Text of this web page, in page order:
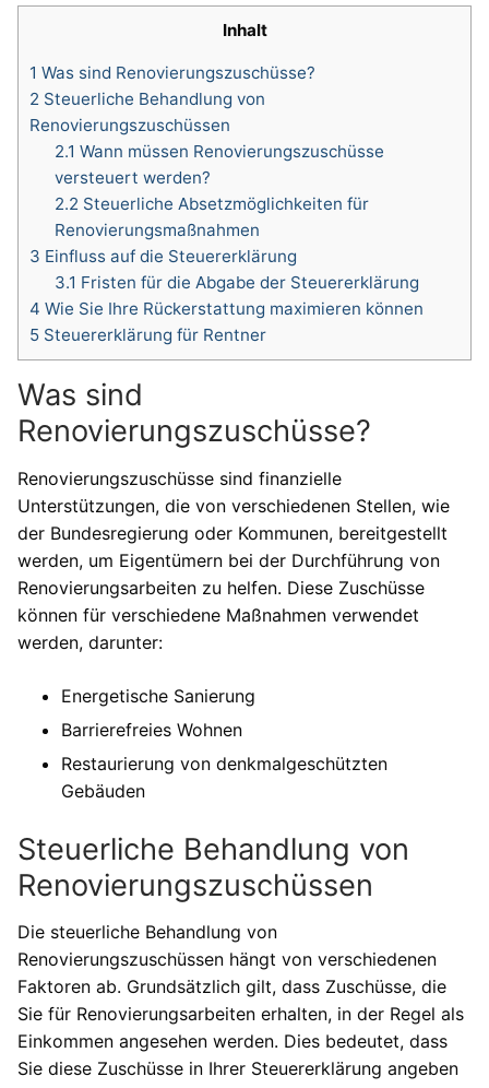
Inhalt
1 Was sind Renovierungszuschüsse?
2 Steuerliche Behandlung von
Renovierungszuschüssen
2.1 Wann müssen Renovierungszuschüsse
versteuert werden?
2.2 Steuerliche Absetzmöglichkeiten für
Renovierungsmaßnahmen
3 Einfluss auf die Steuererklärung
3.1 Fristen für die Abgabe der Steuererklärung
4 Wie Sie Ihre Rückerstattung maximieren können
5 Steuererklärung für Rentner
Was sind
Renovierungszuschüsse?
Renovierungszuschüsse sind finanzielle
Unterstützungen, die von verschiedenen Stellen, wie
der Bundesregierung oder Kommunen, bereitgestellt
werden, um Eigentümern bei der Durchführung von
Renovierungsarbeiten zu helfen. Diese Zuschüsse
können für verschiedene Maßnahmen verwendet
werden, darunter:
Energetische Sanierung
Barrierefreies Wohnen
Restaurierung von denkmalgeschützten
Gebäuden
Steuerliche Behandlung von
Renovierungszuschüssen
Die steuerliche Behandlung von
Renovierungszuschüssen hängt von verschiedenen
Faktoren ab. Grundsätzlich gilt, dass Zuschüsse, die
Sie für Renovierungsarbeiten erhalten, in der Regel als
Einkommen angesehen werden. Dies bedeutet, dass
Sie diese Zuschüsse in Ihrer Steuererklärung angeben